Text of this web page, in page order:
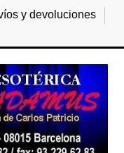
y devoluciones